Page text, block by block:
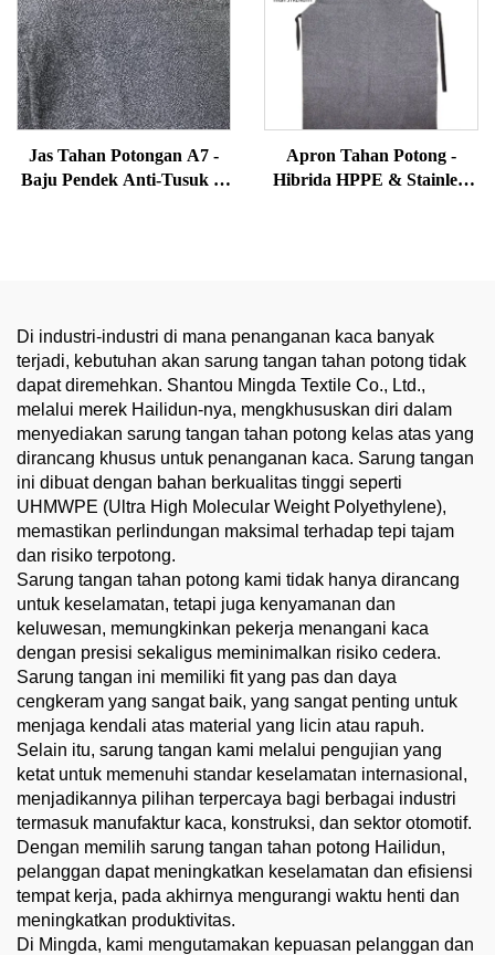
Jas Tahan Potongan A7 -
Baju Pendek Anti-Tusuk &
Apron Tahan Potong -
Hibrida HPPE & Stainless
Di industri-industri di mana penanganan kaca banyak
terjadi, kebutuhan akan sarung tangan tahan potong tidak
dapat diremehkan. Shantou Mingda Textile Co., Ltd.,
melalui merek Hailidun-nya, mengkhususkan diri dalam
menyediakan sarung tangan tahan potong kelas atas yang
dirancang khusus untuk penanganan kaca. Sarung tangan
ini dibuat dengan bahan berkualitas tinggi seperti
UHMWPE (Ultra High Molecular Weight Polyethylene),
memastikan perlindungan maksimal terhadap tepi tajam
dan risiko terpotong.
Sarung tangan tahan potong kami tidak hanya dirancang
untuk keselamatan, tetapi juga kenyamanan dan
keluwesan, memungkinkan pekerja menangani kaca
dengan presisi sekaligus meminimalkan risiko cedera.
Sarung tangan ini memiliki fit yang pas dan daya
cengkeram yang sangat baik, yang sangat penting untuk
menjaga kendali atas material yang licin atau rapuh.
Selain itu, sarung tangan kami melalui pengujian yang
ketat untuk memenuhi standar keselamatan internasional,
menjadikannya pilihan terpercaya bagi berbagai industri
termasuk manufaktur kaca, konstruksi, dan sektor otomotif.
Dengan memilih sarung tangan tahan potong Hailidun,
pelanggan dapat meningkatkan keselamatan dan efisiensi
tempat kerja, pada akhirnya mengurangi waktu henti dan
meningkatkan produktivitas.
Di Mingda, kami mengutamakan kepuasan pelanggan dan